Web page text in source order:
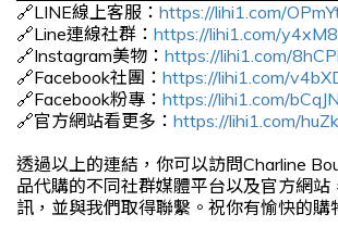
🔗LINE線上客服： https://lihi1.com/
🔗Line連線社群： https://lihi1.com/y4xM8
🔗Instagram美物： https://lihi1.com/8hCPl
🔗Facebook社團： https://lihi1.com/
🔗Facebook粉專： https://lihi1.com/bCqJN
🔗官方網站看更多： https://lihi1.com/
透過以上的連結，你可以訪問Charline
品代購的不同社群媒體平台以及官方網站
訊，並與我們取得聯繫。祝你有愉快的購